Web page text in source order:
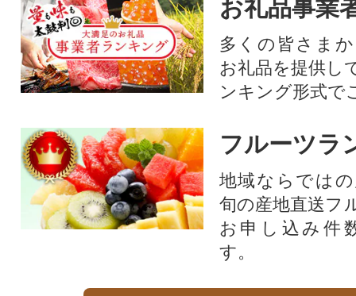
お礼品事業
多くの皆さま
お礼品を提供し
ンキング形式で
フルーツラ
地域ならでは
旬の産地直送フ
お申し込み件
す。